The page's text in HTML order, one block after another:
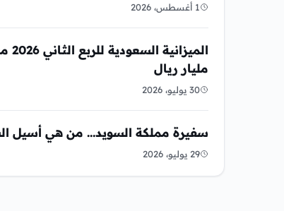
1 أغسطس، 2026
مليار ريال
30 يوليو، 2026
سفيرة مملكة السويد… من هي أسيل
29 يوليو، 2026